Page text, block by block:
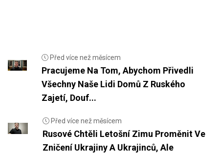
Před více než měsícem
Pracujeme Na Tom, Abychom Přivedli
Všechny Naše Lidi Domů Z Ruského
Zajetí, Douf...
Před více než měsícem
Rusové Chtěli Letošní Zimu Proměnit Ve
Zničení Ukrajiny A Ukrajinců, Ale